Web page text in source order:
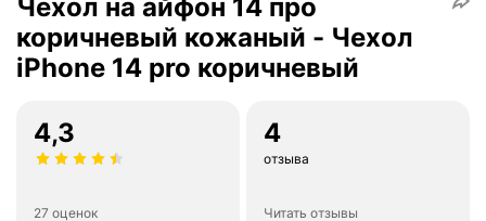
Чехол на айфон 14 про
коричневый кожаный - Чехол
iPhone 14 pro коричневый
4,3
27 оценок
4
отзыва
Читать отзывы